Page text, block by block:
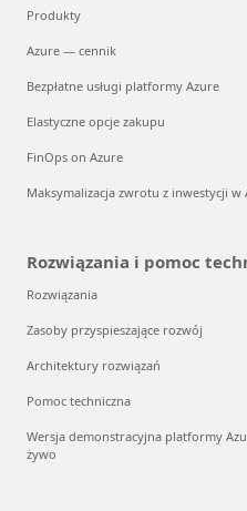
Produkty
Azure — cennik
Bezpłatne usługi platformy Azure
Elastyczne opcje zakupu
FinOps on Azure
Maksymalizacja zwrotu z inwestycji w
Rozwiązania i pomoc
Rozwiązania
Zasoby przyspieszające rozwój
Architektury rozwiązań
Pomoc techniczna
Wersja demonstracyjna platformy
żywo